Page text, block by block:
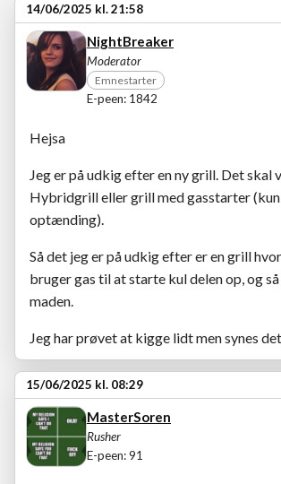
14/06/2025 kl. 21:58
NightBreaker
Moderator
Emnestarter
E-peen: 1842
Hejsa
Jeg er på udkig efter en ny grill. Det skal
Hybridgrill eller grill med gasstarter
optænding).
Så det jeg er på udkig efter er en grill
bruger gas til at starte kul delen op, og
maden.
Jeg har prøvet at kigge lidt men synes
15/06/2025 kl. 08:29
MasterSoren
Rusher
E-peen: 91